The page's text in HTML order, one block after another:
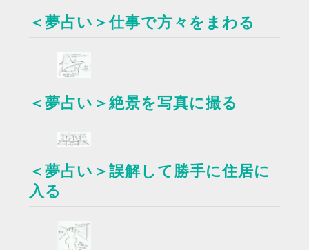
＜夢占い＞仕事で方々をまわる
＜夢占い＞絶景を写真に撮る
＜夢占い＞誤解して勝手に住居に
入る